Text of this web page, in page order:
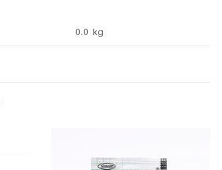
0.0 kg